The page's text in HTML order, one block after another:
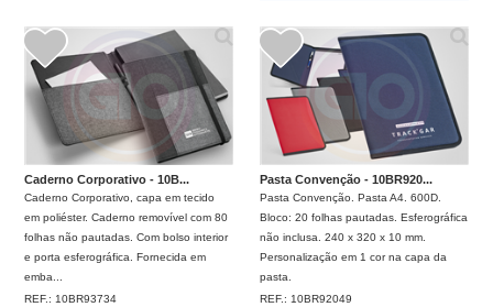
Caderno Corporativo - 10B...
Caderno Corporativo, capa em tecido
em poliéster. Caderno removível com 80
folhas não pautadas. Com bolso interior
e porta esferográfica. Fornecida em
emba...
REF.:10BR93734
Pasta Convenção - 10BR920...
Pasta Convenção. Pasta A4. 600D.
Bloco: 20 folhas pautadas. Esferográfica
não inclusa. 240 x 320 x 10 mm.
Personalização em 1 cor na capa da
pasta.
REF.:10BR92049